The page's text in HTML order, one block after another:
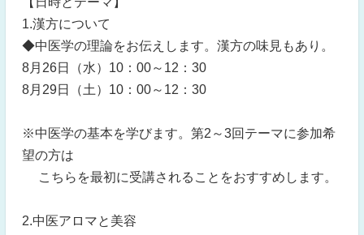
1.漢方について
◆中医学の理論をお伝えします。漢方の味見もあり。
8月26日（水）10：00～12：30
8月29日（土）10：00～12：30
※中医学の基本を学びます。第2～3回テーマに参加希
望の方は
こちらを最初に受講されることをおすすめします。
2.中医アロマと美容